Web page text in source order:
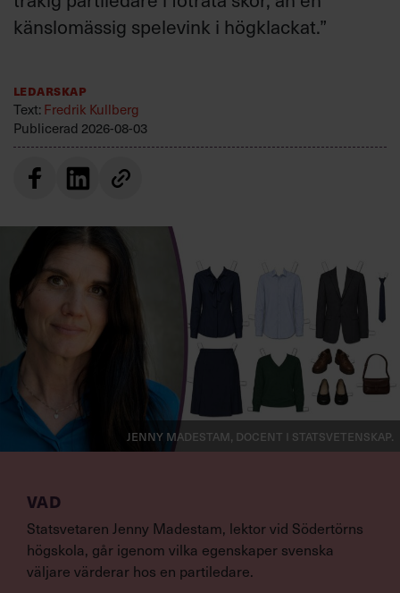
känslomässig spelevink i högklackat.”
Ledarskap
Text: Fredrik Kullberg
Publicerad 2026-08-03
VAD
Statsvetaren Jenny Madestam, lektor vid Södertörns
högskola, går igenom vilka egenskaper svenska
väljare värderar hos en partiledare.
Jenny Madestam, docent i statsvetenskap.